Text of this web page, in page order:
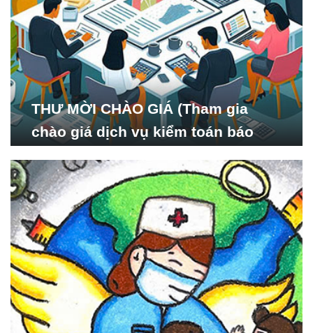
THƯ MỜI CHÀO GIÁ (Tham gia
chào giá dịch vụ kiểm toán báo
Nghiên cứu Phát triển Xã
hội_ISDS)